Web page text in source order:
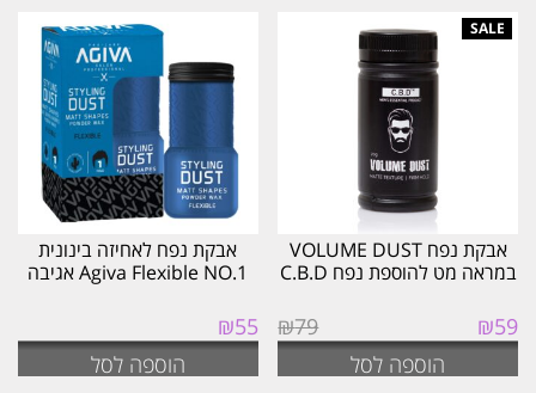
אבקת נפח VOLUME DUST
במראה מט להוספת נפח C.B.D
₪79
המחיר
המקורי
₪59
הנוכחי
הוספה לסל
אבקת נפח לאחיזה בינונית
Agiva Flexible NO.1 אגיבה
₪55
הוספה לסל